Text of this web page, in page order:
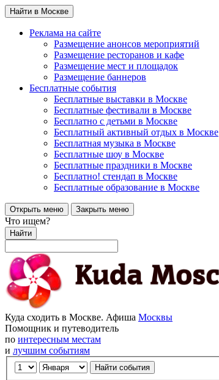
Найти в Москве
Реклама на сайте
Размещение анонсов мероприятий
Размещение ресторанов и кафе
Размещение мест и площадок
Размещение баннеров
Бесплатные события
Бесплатные выставки в Москве
Бесплатные фестивали в Москве
Бесплатно с детьми в Москве
Бесплатный активный отдых в Москве
Бесплатная музыка в Москве
Бесплатные шоу в Москве
Бесплатные праздники в Москве
Бесплатно! стендап в Москве
Бесплатные образование в Москве
Открыть меню Закрыть меню
Что ищем?
Найти
Куда сходить в Москве. Афиша Москвы
Помощник и путеводитель
по интересным местам
и лучшим событиям